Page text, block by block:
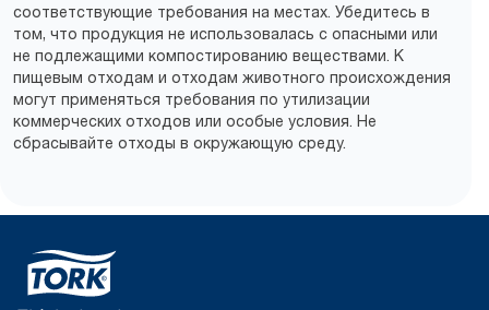
соответствующие требования на местах. Убедитесь в
том, что продукция не использовалась с опасными или
не подлежащими компостированию веществами. К
пищевым отходам и отходам животного происхождения
могут применяться требования по утилизации
коммерческих отходов или особые условия. Не
сбрасывайте отходы в окружающую среду.